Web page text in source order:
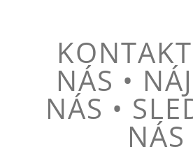
NÁS •
NÁS •
NÁS